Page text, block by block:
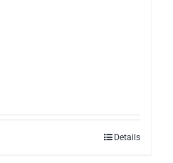
Details